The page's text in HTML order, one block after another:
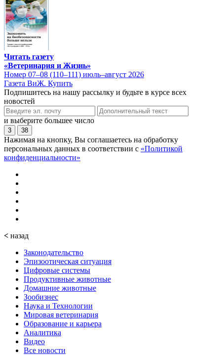
Читать газету
«Ветеринария и Жизнь»
Номер 07–08 (110–111) июль–август 2026
Газета ВиЖ. Купить
Подпишитесь на нашу рассылку и будьте в курсе всех
новостей
и выберите большее число
3 38
Нажимая на кнопку, Вы соглашаетесь на обработку
персональных данных в соответствии с «Политикой
конфиденциальности»
< назад
Законодательство
Эпизоотическая ситуация
Цифровые системы
Продуктивные животные
Домашние животные
Зообизнес
Наука и Технологии
Мировая ветеринария
Образование и карьера
Аналитика
Видео
Все новости